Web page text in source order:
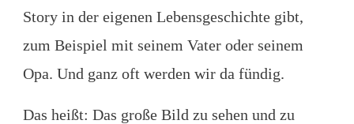
Story in der eigenen Lebensgeschichte gibt,
zum Beispiel mit seinem Vater oder seinem
Opa. Und ganz oft werden wir da fündig.
Das heißt: Das große Bild zu sehen und zu